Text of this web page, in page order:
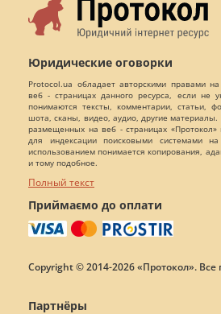
Юридические оговорки
Protocol.ua обладает авторскими правами
веб - страницах данного ресурса, если не
понимаются тексты, комментарии, статьи,
шота, сканы, видео, аудио, другие
размещенных на веб - страницах «Протокол»
для индексации поисковыми системами
использованием понимается копирования,
и тому подобное.
Полный текст
Приймаємо до оплати
Copyright © 2014-2026 «Протокол».
Партнёры